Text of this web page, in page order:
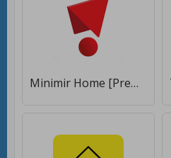
Minimir Home [Premium]